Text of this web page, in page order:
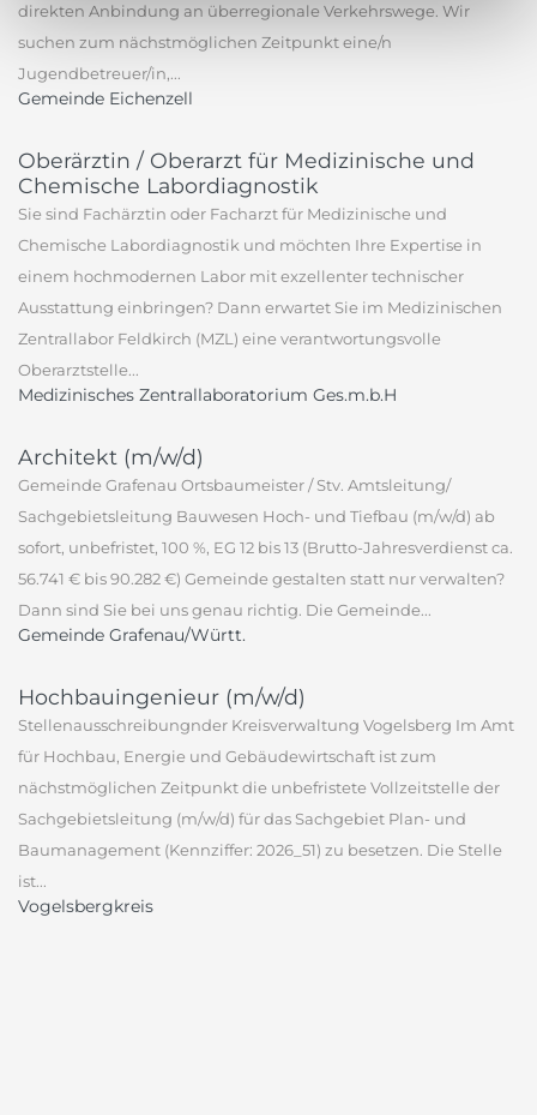
direkten Anbindung an überregionale Verkehrswege. Wir
suchen zum nächstmöglichen Zeitpunkt eine/n
Jugendbetreuer/in,...
Gemeinde Eichenzell
Oberärztin / Oberarzt für Medizinische und
Chemische Labordiagnostik
Sie sind Fachärztin oder Facharzt für Medizinische und
Chemische Labordiagnostik und möchten Ihre Expertise in
einem hochmodernen Labor mit exzellenter technischer
Ausstattung einbringen? Dann erwartet Sie im Medizinischen
Zentrallabor Feldkirch (MZL) eine verantwortungsvolle
Oberarztstelle...
Medizinisches Zentrallaboratorium Ges.m.b.H
Architekt (m/w/d)
Gemeinde Grafenau Ortsbaumeister / Stv. Amtsleitung/
Sachgebietsleitung Bauwesen Hoch- und Tiefbau (m/w/d) ab
sofort, unbefristet, 100 %, EG 12 bis 13 (Brutto-Jahresverdienst ca.
56.741 € bis 90.282 €) Gemeinde gestalten statt nur verwalten?
Dann sind Sie bei uns genau richtig. Die Gemeinde...
Gemeinde Grafenau/Württ.
Hochbauingenieur (m/w/d)
Stellenausschreibungnder Kreisverwaltung Vogelsberg Im Amt
für Hochbau, Energie und Gebäudewirtschaft ist zum
nächstmöglichen Zeitpunkt die unbefristete Vollzeitstelle der
Sachgebietsleitung (m/w/d) für das Sachgebiet Plan- und
Baumanagement (Kennziffer: 2026_51) zu besetzen. Die Stelle
ist...
Vogelsbergkreis